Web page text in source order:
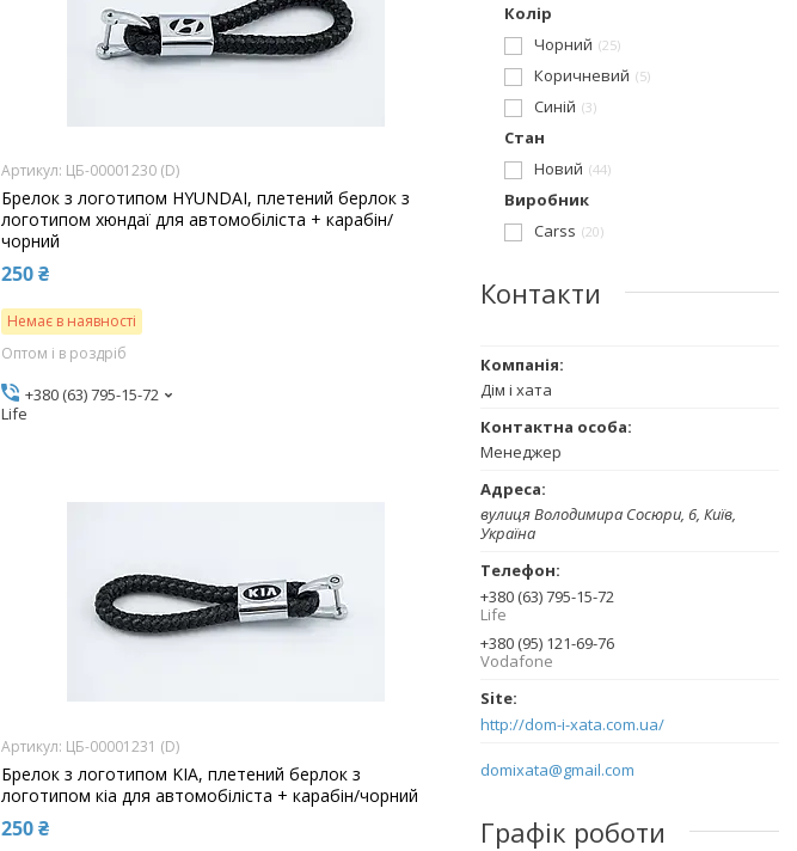
ЦБ-00001230 (D)
Брелок з логотипом HYUNDAI, плетений берлок з
логотипом хюндаї для автомобіліста + карабін/
чорний
250 ₴
Немає в наявності
Оптом і в роздріб
+380 (63) 795-15-72
Life
ЦБ-00001231 (D)
Брелок з логотипом KIA, плетений берлок з
логотипом кіа для автомобіліста + карабін/чорний
250 ₴
Колір
Чорний
25
Коричневий 5
Синій 3
Стан
Новий 44
Виробник
Carss
20
Контакти
Дім і хата
Менеджер
вулиця Володимира Сосюри, 6, Київ,
Україна
+380 (63) 795-15-72
Life
+380 (95) 121-69-76
Vodafone
http://dom-i-xata.com.ua/
domixata@gmail.com
Графік роботи